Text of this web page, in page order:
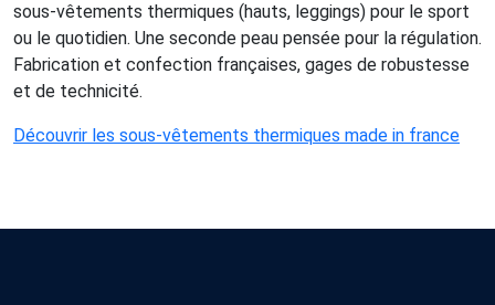
sous-vêtements thermiques (hauts, leggings) pour le sport
ou le quotidien. Une seconde peau pensée pour la régulation.
Fabrication et confection françaises, gages de robustesse
et de technicité.
Découvrir les sous-vêtements thermiques made in france